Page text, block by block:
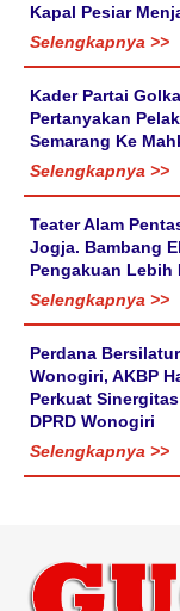
Kapal Pesiar
Selengkapnya >>
Kader Partai
Pertanyakan
Semarang Ke
Selengkapnya >>
Teater Alam
Jogja. Bambang
Pengakuan Lebih
Selengkapnya >>
Perdana
Wonogiri, AKBP
Perkuat
DPRD Wonogiri
Selengkapnya >>